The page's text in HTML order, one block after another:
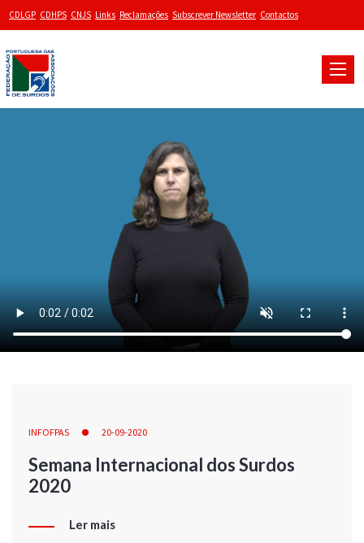
CDLGP CDHPS CNJS Links Reclamações Subscrever Newsletter Contactos
Toggle
INFOFPAS 20-09-2020
Semana Internacional dos Surdos
2020
Ler mais